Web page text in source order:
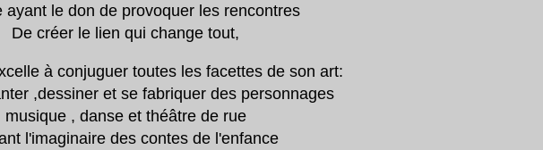
ayant le don de provoquer les rencontres
De créer le lien qui change tout,
à conjuguer toutes les facettes de son art:
,dessiner et se fabriquer des personnages
musique , danse et théâtre de rue
l'imaginaire des contes de l'enfance